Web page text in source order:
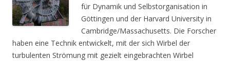
für Dynamik und Selbstorganisation in
Göttingen und der Harvard University in
Cambridge/Massachusetts. Die Forscher
haben eine Technik entwickelt, mit der sich Wirbel der
turbulenten Strömung mit gezielt eingebrachten Wirbel